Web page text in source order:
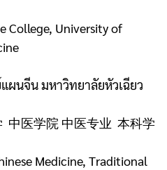
College, University of
นจีน มหาวิทยาลัยหัวเฉียว
中医学院 中医专业 本科学
Medicine, Traditional